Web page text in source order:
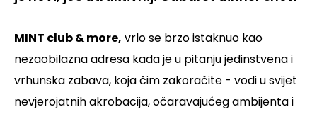
MINT club & more, vrlo se brzo istaknuo kao
nezaobilazna adresa kada je u pitanju jedinstvena i
vrhunska zabava, koja čim zakoračite - vodi u svijet
nevjerojatnih akrobacija, očaravajućeg ambijenta i